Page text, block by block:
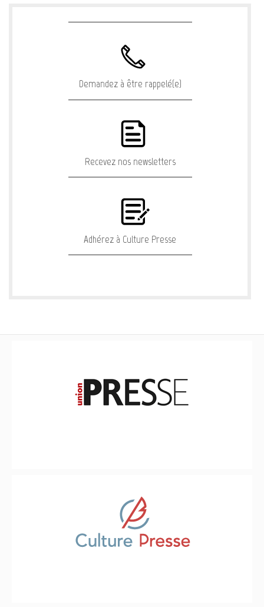
Demandez à être rappelé(e)
Recevez nos newsletters
Adhérez à Culture Presse